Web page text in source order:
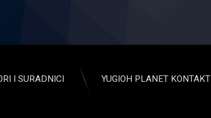
I SURADNICI YUGIOH PLANET KONTAKT